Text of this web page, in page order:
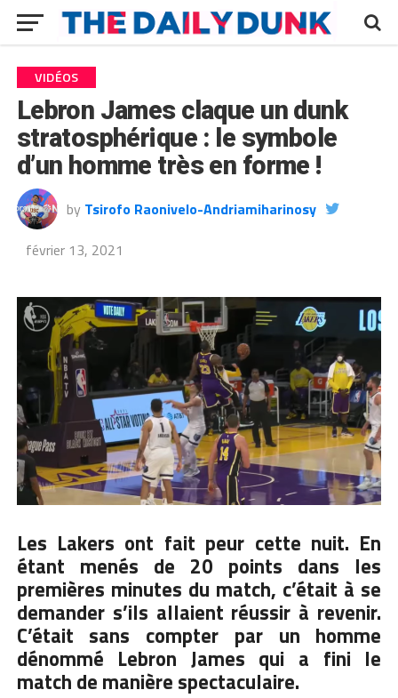
VIDÉOS
Lebron James claque un dunk
stratosphérique : le symbole
d’un homme très en forme !
by Tsirofo Raonivelo-Andriamiharinosy
février 13, 2021
Les Lakers ont fait peur cette nuit. En
étant menés de 20 points dans les
premières minutes du match, c’était à se
demander s’ils allaient réussir à revenir.
C’était sans compter par un homme
dénommé Lebron James qui a fini le
match de manière spectaculaire.